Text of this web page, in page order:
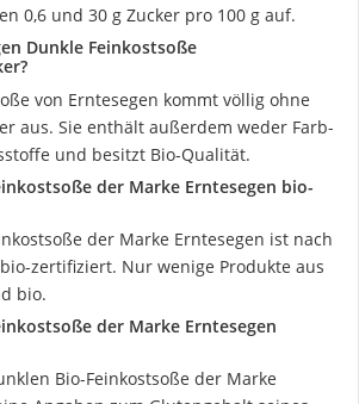
0,6 und 30 g Zucker pro 100 g auf.
Dunkle Feinkostsoße
von Erntesegen kommt völlig ohne
aus. Sie enthält außerdem weder Farb-
und besitzt Bio-Qualität.
der Marke Erntesegen bio-
der Marke Erntesegen ist nach
zertifiziert. Nur wenige Produkte aus
bio.
der Marke Erntesegen
Bio-Feinkostsoße der Marke